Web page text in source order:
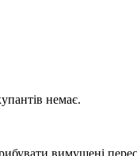
немає.